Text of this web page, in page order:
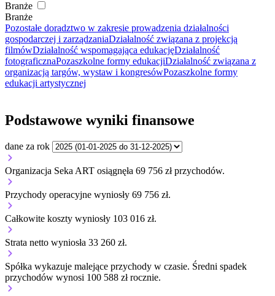
Branże
Branże
Pozostałe doradztwo w zakresie prowadzenia działalności
gospodarczej i zarządzaniaDziałalność związana z projekcją
filmówDziałalność wspomagająca edukacjęDziałalność
fotograficznaPozaszkolne formy edukacjiDziałalność związana z
organizacją targów, wystaw i kongresówPozaszkolne formy
edukacji artystycznej
Podstawowe wyniki finansowe
dane za rok
Organizacja Seka ART osiągnęła 69 756 zł przychodów.
Przychody operacyjne wyniosły 69 756 zł.
Całkowite koszty wyniosły 103 016 zł.
Strata netto wyniosła 33 260 zł.
Spółka wykazuje malejące przychody w czasie. Średni spadek
przychodów wynosi 100 588 zł rocznie.